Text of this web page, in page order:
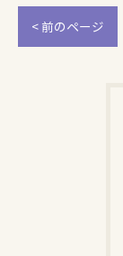
< 前のページ